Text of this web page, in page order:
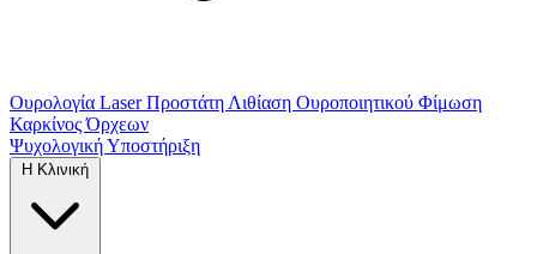
Ουρολογία Laser Προστάτη Λιθίαση Ουροποιητικού Φίμωση
Καρκίνος Όρχεων
Ψυχολογική Υποστήριξη
Η Κλινική